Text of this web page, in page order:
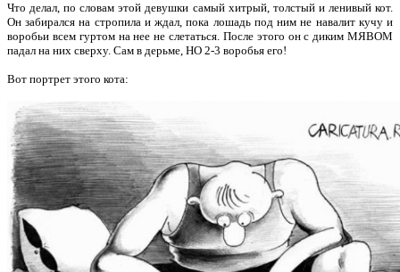
Что делал, по словам этой девушки самый хитрый, толстый и ленивый кот.
Он забирался на стропила и ждал, пока лошадь под ним не навалит кучу и
воробьи всем гуртом на нее не слетаться. После этого он с диким МЯВОМ
падал на них сверху. Сам в дерьме, НО 2-3 воробья его!
Вот портрет этого кота: